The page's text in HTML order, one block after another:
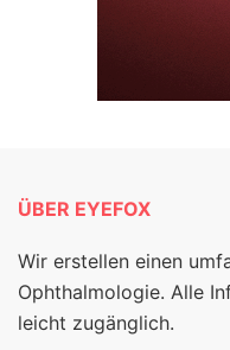
ÜBER EYEFOX
Wir erstellen einen
Ophthalmologie. Alle
leicht zugänglich.